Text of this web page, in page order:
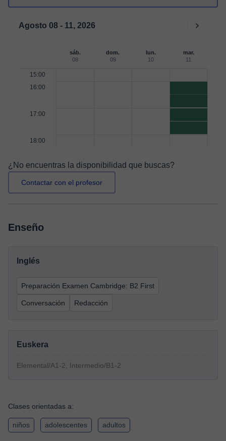
Agosto 08 - 11, 2026
sáb.
08
dom.
09
lun.
10
mar.
11
15:00
16:00
17:00
18:00
¿No encuentras la disponibilidad que buscas?
Contactar con el profesor
Enseño
Inglés
Preparación Examen Cambridge: B2 First
Conversación Redacción
Euskera
Elemental/A1-2, Intermedio/B1-2
Clases orientadas a:
niños adolescentes adultos